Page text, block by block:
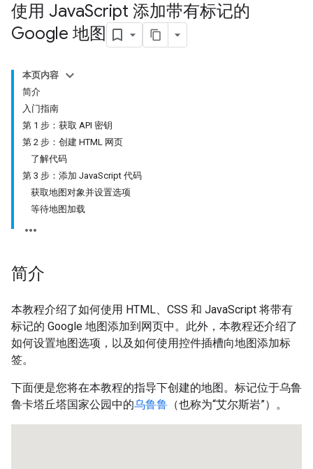
使用 JavaScript 添加带有标记的
Google 地图
本页内容
简介
入门指南
第 1 步：获取 API 密钥
第 2 步：创建 HTML 网页
了解代码
第 3 步：添加 JavaScript 代码
获取地图对象并设置选项
等待地图加载
简介
本教程介绍了如何使用 HTML、CSS 和 JavaScript 将带有
标记的 Google 地图添加到网页中。此外，本教程还介绍了
如何设置地图选项，以及如何使用控件插槽向地图添加标
签。
下面便是您将在本教程的指导下创建的地图。标记位于乌鲁
鲁卡塔丘塔国家公园中的乌鲁鲁 （也称为“艾尔斯岩”）。